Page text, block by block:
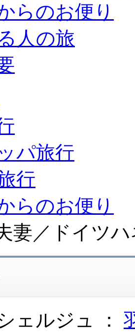
らのお便り
人の旅
パ旅行
行
らのお便り
妻／ドイツ
ェルジュ ：